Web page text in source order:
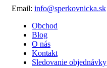
Email: info@sperkovnicka.sk
Obchod
Blog
O nás
Kontakt
Sledovanie objednávky